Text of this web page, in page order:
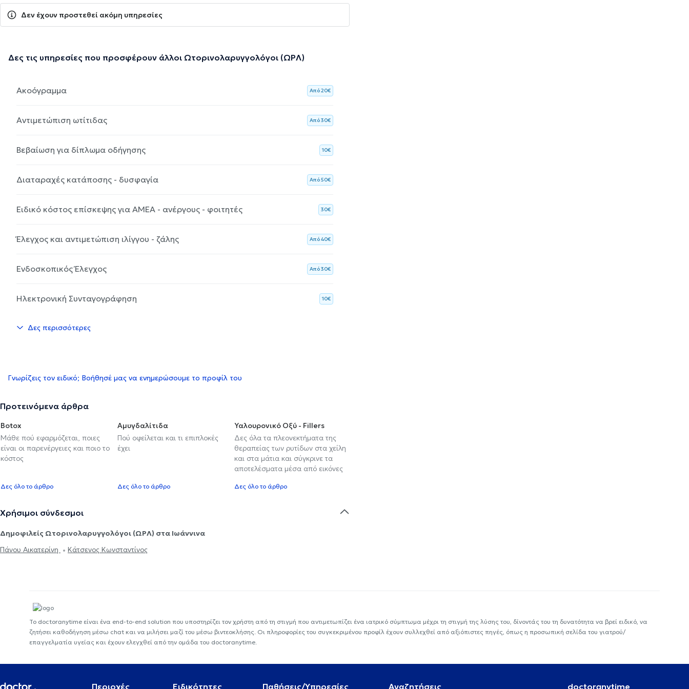
Δεν έχουν προστεθεί ακόμη υπηρεσίες
Δες τις υπηρεσίες που προσφέρουν άλλοι Ωτορινολαρυγγολόγοι (ΩΡΛ)
Ακοόγραμμα Aπό 20€
Αντιμετώπιση ωτίτιδας Aπό 30€
Βεβαίωση για δίπλωμα οδήγησης 10€
Διαταραχές κατάποσης - δυσφαγία Aπό 50€
Ειδικό κόστος επίσκεψης για ΑΜΕΑ - ανέργους - φοιτητές 30€
Έλεγχος και αντιμετώπιση ιλίγγου - ζάλης Aπό 40€
Ενδοσκοπικός Έλεγχος Aπό 30€
Ηλεκτρονική Συνταγογράφηση 10€
Δες περισσότερες
Γνωρίζεις τον ειδικό; Βοήθησέ μας να ενημερώσουμε το προφίλ του
Προτεινόμενα άρθρα
Botox
Μάθε πού εφαρμόζεται, ποιες
είναι οι παρενέργειες και ποιο το
κόστος
Δες όλο το άρθρο
Αμυγδαλίτιδα
Πού οφείλεται και τι επιπλοκές
έχει
Δες όλο το άρθρο
Υαλουρονικό Οξύ - Fillers
Δες όλα τα πλεονεκτήματα της
θεραπείας των ρυτίδων στα χείλη
και στα μάτια και σύγκρινε τα
αποτελέσματα μέσα από εικόνες
Δες όλο το άρθρο
Χρήσιμοι σύνδεσμοι
Δημοφιλείς Ωτορινολαρυγγολόγοι (ΩΡΛ) στα Ιωάννινα
Πάνου Αικατερίνη
Κάτσενος Κωνσταντίνος
Το doctoranytime είναι ένα end-to-end solution που υποστηρίζει τον χρήστη από τη στιγμή που αντιμετωπίζει ένα ιατρικό σύμπτωμα μέχρι τη στιγμή της λύσης του, δίνοντάς του τη δυνατότητα να βρεί ειδικό, να
ζητήσει καθοδήγηση μέσω chat και να μιλήσει μαζί του μέσω βιντεοκλήσης. Οι πληροφορίες του συγκεκριμένου προφίλ έχουν συλλεχθεί από αξιόπιστες πηγές, όπως η προσωπική σελίδα του γιατρού/
επαγγελματία υγείας και έχουν ελεγχθεί από την ομάδα του doctoranytime.
Περιοχές Ειδικότητες Παθήσεις/Υπηρεσίες Αναζητήσεις doctoranytime